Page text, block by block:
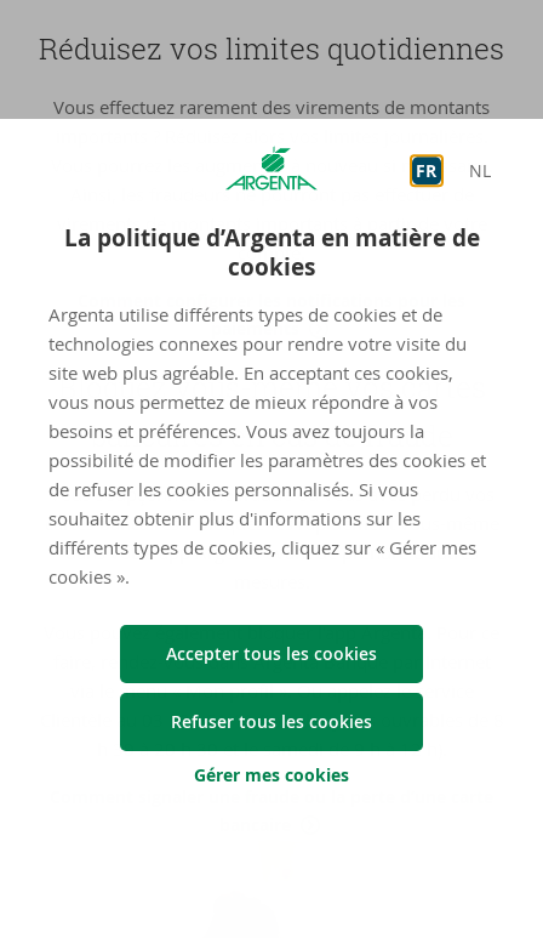
FR NL
La politique d’Argenta en matière de
cookies
Argenta utilise différents types de cookies et de
technologies connexes pour rendre votre visite du
site web plus agréable. En acceptant ces cookies,
vous nous permettez de mieux répondre à vos
besoins et préférences. Vous avez toujours la
possibilité de modifier les paramètres des cookies et
de refuser les cookies personnalisés. Si vous
souhaitez obtenir plus d'informations sur les
différents types de cookies, cliquez sur « Gérer mes
cookies ».
Accepter tous les cookies
Refuser tous les cookies
Gérer mes cookies
Ré­dui­sez vos li­mites quo­ti­diennes
Vous effectuez rarement des virements de montants
Vous pourrez les augmenter à nouveau si nécessaire.
Ainsi, les fraudeurs ne pourront pas effectuer de
virements de montants importants à partir de votre
compte.
paiements
Blo­quez vous-​même vos cartes
ban­caires en cas de fraude
Vous soupçonnez une fraude ou vous avez perdu vos
cartes bancaires ? Bloquez-les rapidement vous-même
dans votre app Argenta avant de prendre d'autres
Vous pouvez également bloquer l'app Argenta. Pour ce
faire, rendez-vous dans Argenta Banque par Internet
via le menu « Mon profil ». Ou appelez le service
Clientèle au 03 285 51 11 (tous les jours ouvrables de 8
h 30 à 20 h 30 et le samedi de 9 h à 12 h).